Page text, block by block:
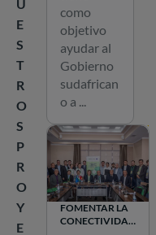
U
E
S
T
R
O
S
P
R
O
Y
E
SUDÁFRICA
como
objetivo
ayudar al
Gobierno
sudafrican
o a ...
FOMENTAR LA
CONECTIVIDAD